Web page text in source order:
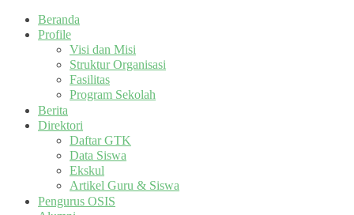
Beranda
Profile
Visi dan Misi
Struktur Organisasi
Fasilitas
Program Sekolah
Berita
Direktori
Daftar GTK
Data Siswa
Ekskul
Artikel Guru & Siswa
Pengurus OSIS